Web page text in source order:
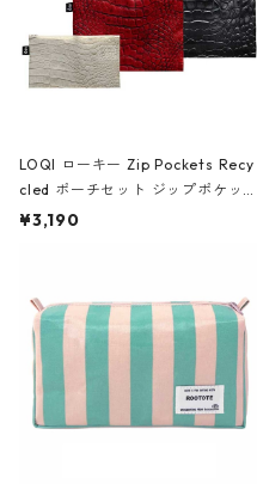
LOQI ローキー Zip Pockets Recy
cled ポーチセット ジップポケット
ファスナーポーチ 撥水加工 トラベ
ーガンディー、オフホワイト
¥3,190